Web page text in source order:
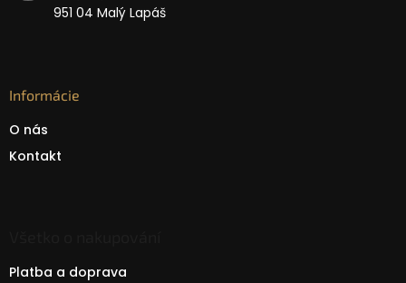
951 04 Malý Lapáš
Informácie
O nás
Kontakt
Platba a doprava